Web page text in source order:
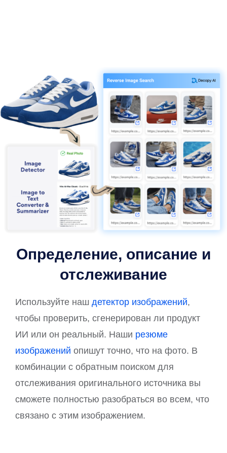
Определение, описание и
отслеживание
Используйте наш детектор изображений,
чтобы проверить, сгенерирован ли продукт
ИИ или он реальный. Наши резюме
изображений опишут точно, что на фото. В
комбинации с обратным поиском для
отслеживания оригинального источника вы
сможете полностью разобраться во всем, что
связано с этим изображением.